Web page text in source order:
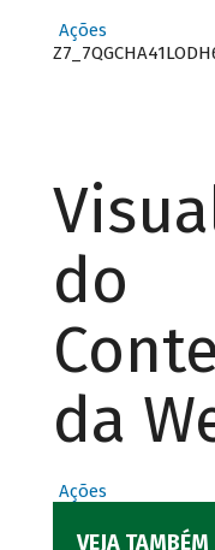
Ações
do
da
Ações
VEJA TAMBÉM